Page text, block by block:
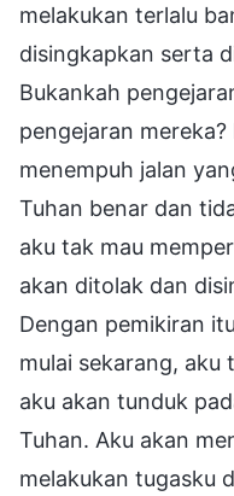
melakukan terlalu
disingkapkan serta
Bukankah
pengejaran
menempuh jalan
Tuhan benar dan
aku tak mau
akan ditolak dan
Dengan pemikiran
mulai sekarang, aku
aku akan tunduk
Tuhan. Aku akan
melakukan tugasku